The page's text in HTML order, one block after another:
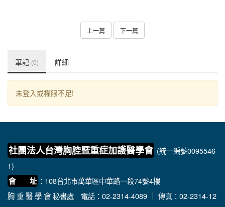
上一篇 下一篇
筆記 (0) 詳細
未登入或權限不足!
社團法人台灣胸腔暨重症加護醫學會 (統一編號0095546
1)
會 址 ：108台北市萬華區中華路一段74號4樓
胸 重 醫 學 會 秘書處 電話：02-2314-4089 ｜ 傳真：02-2314-12